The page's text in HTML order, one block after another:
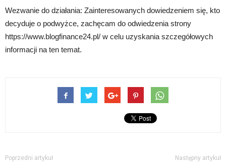
Wezwanie do działania: Zainteresowanych dowiedzeniem się, kto
decyduje o podwyżce, zachęcam do odwiedzenia strony
https://www.blogfinance24.pl/ w celu uzyskania szczegółowych
informacji na ten temat.
Poprzedni artykuł Następny artykuł